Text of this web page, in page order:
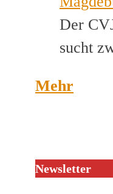
Der
sucht
Mehr
Newsletter